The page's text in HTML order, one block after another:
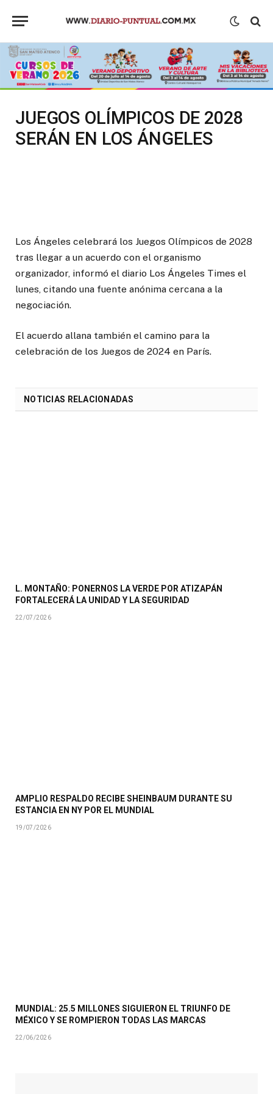
JUEGOS OLÍMPICOS DE 2028
SERÁN EN LOS ÁNGELES
Los Ángeles celebrará los Juegos Olímpicos de 2028
tras llegar a un acuerdo con el organismo
organizador, informó el diario Los Ángeles Times el
lunes, citando una fuente anónima cercana a la
negociación.
El acuerdo allana también el camino para la
celebración de los Juegos de 2024 en París.
NOTICIAS RELACIONADAS
L. MONTAÑO: PONERNOS LA VERDE POR ATIZAPÁN
FORTALECERÁ LA UNIDAD Y LA SEGURIDAD
22/07/2026
AMPLIO RESPALDO RECIBE SHEINBAUM DURANTE SU
ESTANCIA EN NY POR EL MUNDIAL
19/07/2026
MUNDIAL: 25.5 MILLONES SIGUIERON EL TRIUNFO DE
MÉXICO Y SE ROMPIERON TODAS LAS MARCAS
22/06/2026